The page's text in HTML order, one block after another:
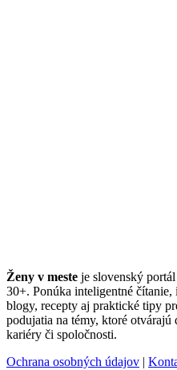
Ženy v meste je slovenský
30+. Ponúka inteligentné
blogy, recepty aj praktické tipy
podujatia na témy, ktoré
kariéry či spoločnosti.
Ochrana osobných údajov |